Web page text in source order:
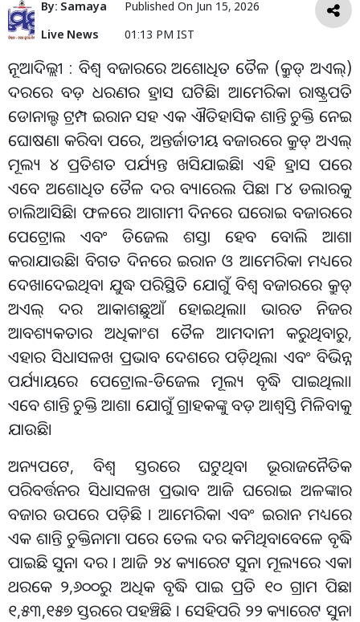
By: Samaya
Live News
Published On Jun 15, 2026
01:13 PM IST
ନୂଆଦିଲ୍ଲୀ : ବିଶ୍ୱ ବଜାରରେ ଅଶୋଧିତ ତୈଳ (କ୍ରୁଡ୍ ଅଏଲ୍)
ଦରରେ ବଡ଼ ଧରଣର ହ୍ରାସ ଘଟିଛି। ଆମେରିକା ରାଷ୍ଟ୍ରପତି
ଡୋନାଲ୍ଡ ଟ୍ରମ୍ପ ଇରାନ ସହ ଏକ ଐତିହାସିକ ଶାନ୍ତି ଚୁକ୍ତି ନେଇ
ଘୋଷଣା କରିବା ପରେ, ଅନ୍ତର୍ଜାତୀୟ ବଜାରରେ କ୍ରୁଡ୍ ଅଏଲ୍
ମୂଲ୍ୟ ୪ ପ୍ରତିଶତ ପର୍ଯ୍ୟନ୍ତ ଖସିଯାଇଛି। ଏହି ହ୍ରାସ ପରେ
ଏବେ ଅଶୋଧିତ ତୈଳ ଦର ବ୍ୟାରେଲ ପିଛା ୮୪ ଡଲାରକୁ
ଚାଲିଆସିଛି। ଫଳରେ ଆଗାମୀ ଦିନରେ ଘରୋଇ ବଜାରରେ
ପେଟ୍ରୋଲ ଏବଂ ଡିଜେଲ ଶସ୍ତା ହେବ ବୋଲି ଆଶା
କରାଯାଉଛି। ବିଗତ ଦିନରେ ଇରାନ ଓ ଆମେରିକା ମଧ୍ୟରେ
ଦେଖାଦେଇଥିବା ଯୁଦ୍ଧ ପରିସ୍ଥିତି ଯୋଗୁଁ ବିଶ୍ୱ ବଜାରରେ କ୍ରୁଡ୍
ଅଏଲ୍ ଦର ଆକାଶଛୁଆଁ ହୋଇଥିଲା। ଭାରତ ନିଜର
ଆବଶ୍ୟକତାର ଅଧିକାଂଶ ତୈଳ ଆମଦାନୀ କରୁଥିବାରୁ,
ଏହାର ସିଧାସଳଖ ପ୍ରଭାବ ଦେଶରେ ପଡ଼ିଥିଲା ଏବଂ ବିଭିନ୍ନ
ପର୍ଯ୍ୟାୟରେ ପେଟ୍ରୋଲ-ଡିଜେଲ ମୂଲ୍ୟ ବୃଦ୍ଧି ପାଇଥିଲା।
ଏବେ ଶାନ୍ତି ଚୁକ୍ତି ଆଶା ଯୋଗୁଁ ଗ୍ରାହକଙ୍କୁ ବଡ଼ ଆଶ୍ୱସ୍ତି ମିଳିବାକୁ
ଯାଉଛି।
ଅନ୍ୟପଟେ, ବିଶ୍ୱ ସ୍ତରରେ ଘଟୁଥିବା ଭୂରାଜନୈତିକ
ପରିବର୍ତ୍ତନର ସିଧାସଳଖ ପ୍ରଭାବ ଆଜି ଘରୋଇ ଅଳଙ୍କାର
ବଜାର ଉପରେ ପଡ଼ିଛି । ଆମେରିକା ଏବଂ ଇରାନ ମଧ୍ୟରେ
ଏକ ଶାନ୍ତି ଚୁକ୍ତିନାମା ପରେ ତେଲ ଦର କମିଥିବାବେଳେ ବୃଦ୍ଧି
ପାଇଛି ସୁନା ଦର । ଆଜି ୨୪ କ୍ୟାରେଟ ସୁନା ମୂଲ୍ୟରେ ଏକା
ଥରକେ ୨,୬୦୦ରୁ ଅଧିକ ବୃଦ୍ଧି ପାଇ ପ୍ରତି ୧୦ ଗ୍ରାମ ପିଛା
୧,୫୩,୧୫୭ ସ୍ତରରେ ପହଞ୍ଚିଛି । ସେହିପରି ୨୨ କ୍ୟାରେଟ ସୁନା